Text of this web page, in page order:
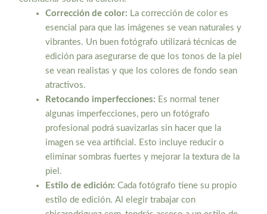
Corrección de color: La corrección de color es
esencial para que las imágenes se vean naturales y
vibrantes. Un buen fotógrafo utilizará técnicas de
edición para asegurarse de que los tonos de la piel
se vean realistas y que los colores de fondo sean
atractivos.
Retocando imperfecciones: Es normal tener
algunas imperfecciones, pero un fotógrafo
profesional podrá suavizarlas sin hacer que la
imagen se vea artificial. Esto incluye reducir o
eliminar sombras fuertes y mejorar la textura de la
piel.
Estilo de edición: Cada fotógrafo tiene su propio
estilo de edición. Al elegir trabajar con